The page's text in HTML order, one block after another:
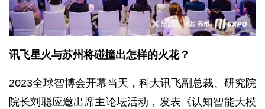
讯飞星火与苏州将碰撞出怎样的火花？
2023全球智博会开幕当天，科大讯飞副总裁、研究院
院长刘聪应邀出席主论坛活动，发表《认知智能大模